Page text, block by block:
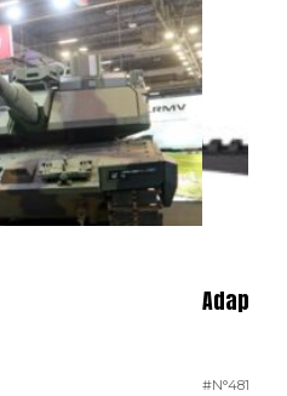
#N°481